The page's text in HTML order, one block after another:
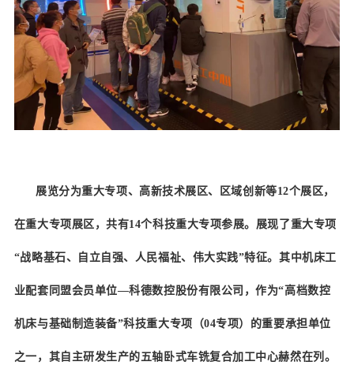
展览分为重大专项、高新技术展区、区域创新等12个展区，
在重大专项展区，共有14个科技重大专项参展。展现了重大专项
“战略基石、自立自强、人民福祉、伟大实践”特征。其中机床工
业配套同盟会员单位—科德数控股份有限公司，作为“高档数控
机床与基础制造装备”科技重大专项（04专项）的重要承担单位
之一，其自主研发生产的五轴卧式车铣复合加工中心赫然在列。